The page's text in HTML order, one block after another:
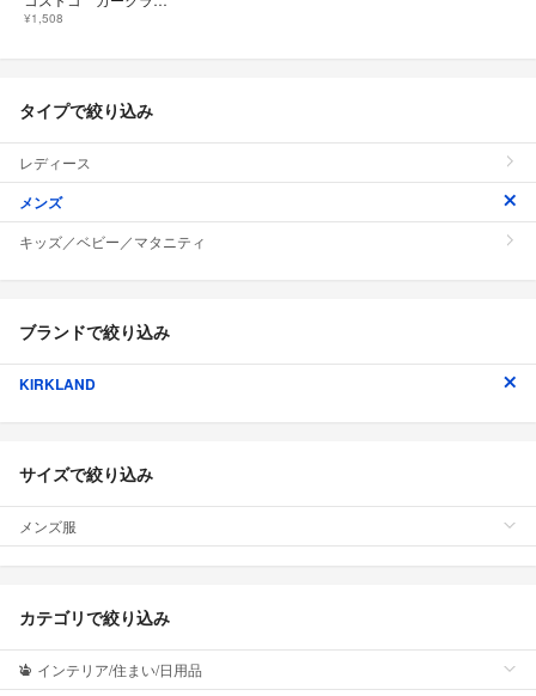
¥1,508
タイプで絞り込み
レディース
メンズ
キッズ／ベビー／マタニティ
ブランドで絞り込み
KIRKLAND
サイズで絞り込み
メンズ服
カテゴリで絞り込み
インテリア/住まい/日用品